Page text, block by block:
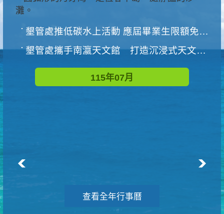
墾管處推低碳水上活動 應屆畢業生限額免費參加
墾管處攜手南瀛天文館 打造沉浸式天文探索營隊
115年07月
查看全年行事曆